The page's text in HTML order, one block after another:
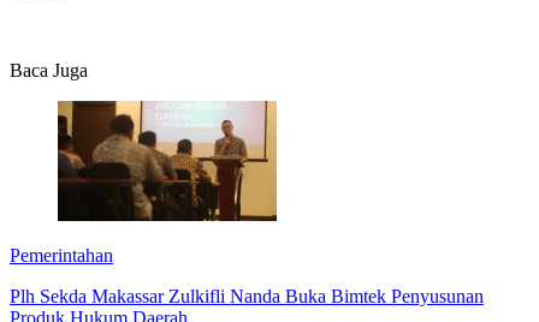
Baca Juga
Pemerintahan
Plh Sekda Makassar Zulkifli Nanda Buka Bimtek Penyusunan
Produk Hukum Daerah